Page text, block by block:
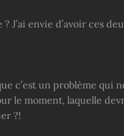
J’ai envie d’avoir ces
c’est un problème qui
le moment, laquelle
?!